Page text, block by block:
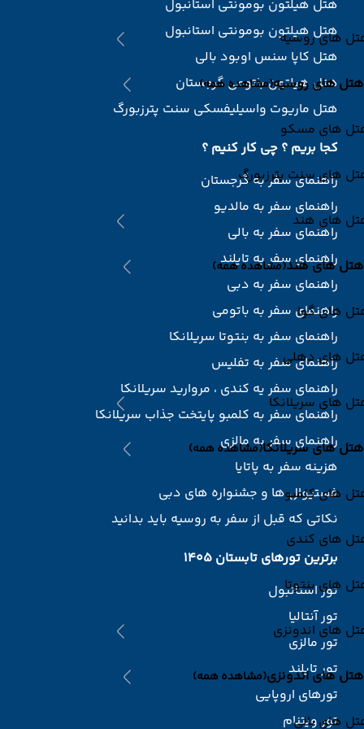
های روسیه
هتل های روسیه(مشاهده همه)
های مسکو
های سنت پترزبورگ
های هند
هتل های هند(مشاهده همه)
های گوا
های دهلی
های سریلانکا
هتل های سریلانکا(مشاهده همه)
های کلمبو
های کندی
های بنتوتا
های اندونزی
هتل های اندونزی(مشاهده همه)
های بالی
هتل هیلتون بومونتی استانبول
هتل هیلتون بومونتی استانبول
هتل کاپا سنس اوبود بالی
هتل هیلتون باتومی گرجستان
هتل ماریوت واسیلیفسکی سنت پترزبورگ
کجا بریم ؟ چی کار کنیم ؟
راهنمای سفر به گرجستان
راهنمای سفر به مالدیو
راهنمای سفر به بالی
راهنمای سفر به تایلند
راهنمای سفر به دبی
راهنمای سفر به باتومی
راهنمای سفر به بنتوتا سریلانکا
راهنمای سفر به تفلیس
راهنمای سفر یه کندی ، مروارید سریلانکا
راهنمای سفر به کلمبو پایتخت جذاب سریلانکا
راهنمای سفر به مالزی
هزینه سفر به پاتایا
فستیوال ها و جشنواره های دبی
نکاتی که قبل از سفر به روسیه باید بدانید
برترین تورهای تابستان 1405
تور استانبول
تور آنتالیا
تور مالزی
تور تایلند
تورهای اروپایی
تور ویتنام